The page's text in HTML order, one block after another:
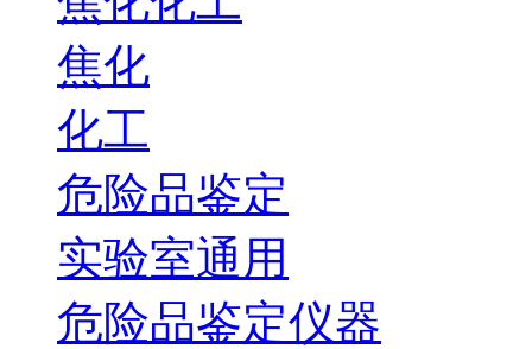
焦化
化工
危险品鉴定
实验室通用
危险品鉴定仪器